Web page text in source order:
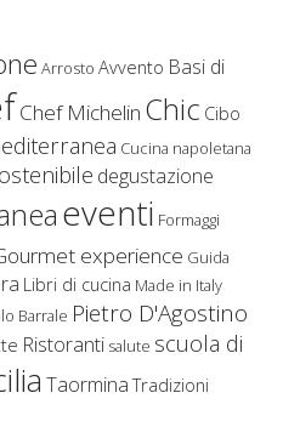
Arrosto Avvento Basi di
Chef Michelin Chic Cibo
Cucina napoletana
degustazione
eventi Formaggi
experience Guida
Libri di cucina Made in Italy
Barrale Pietro D'Agostino
Ristoranti salute scuola di
Taormina Tradizioni